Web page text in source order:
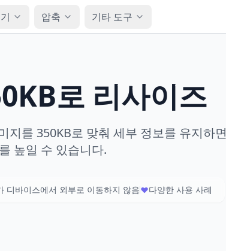
압축 기타 도구
로 리사이즈
지를 350KB로 맞춰 세부 정보를 유지하
높일 수 있습니다.
디바이스에서 외부로 이동하지 않음 다양한 사용 사례